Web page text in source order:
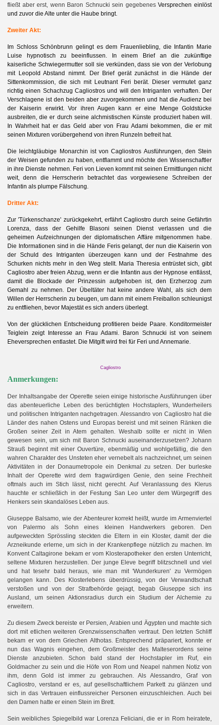
fließt aber erst, wenn Baron Schnucki sein gegebenesVersprechen einlöst
und zuvor die Alte unter die Haube bringt.
Zweiter Akt:
Im Schloss Schönbrunn gelingt es dem Frauenliebling, die Infantin Marie
Luise hypnotisch zu beeinflussen. In einem Brief an die zukünftige
kaiserliche Schwiegermutter soll sie verkünden, dass sie von der Verlobung
mit Leopold Abstand nimmt. Der Brief gerät zunächst in die Hände der
Sittenkommission, die sich mit Leutnant Feri berät. Dieser vermutet ganz
richtig einen Schachzug Cagliostros und will den Intriganten verhaften. Der
Verschlagene ist den beiden aber zuvorgekommen und hat die Audienz bei
der Kaiserin erwirkt. Vor ihren Augen kann er eine Menge Goldstücke
ausbreiten, die er durch seine alchmistischen Künste produziert haben will.
In Wahrheit hat er das Geld aber von Frau Adami bekommen, die er mit
seinen Mixturen vorübergehend von ihren Runzeln befreit hat.
Die leichtgläubige Monarchin ist von Cagliostros Ausführungen, den Stein
der Weisen gefunden zu haben, entflammt und möchte den Wissenschaftler
in ihre Dienste nehmen. Feri von Lieven kommt mit seinen Ermittlungen nicht
weit, denn die Herrscherin betrachtet das vorgewiesene Schreiben der
Infantin als plumpe Fälschung.
Dritter Akt:
Zur 'Türkenschanze' zurückgekehrt, erfährt Cagliostro durch seine Gefährtin
Lorenza, dass der Gehilfe Blasoni seinen Dienst verlassen und die
geheimen Aufzeichnungen der diplomatischen Affäre mitgenommen habe.
Die Informationen sind in die Hände Feris gelangt, der nun die Kaiserin von
der Schuld des Intriganten überzeugen kann und der Festnahme des
Schurken nichts mehr in den Weg stellt. Maria Theresia entrüstet sich, gibt
Cagliostro aber freien Abzug, wenn er die Infantin aus der Hypnose entlässt,
damit die Blockade der Prinzessin aufgehoben ist, den Erzherzog zum
Gemahl zu nehmen. Der Übeltäter hat keine andere Wahl, als sich dem
Willen der Herrscherin zu beugen, um dann mit einem Freiballon schleunigst
zu entfliehen, bevor Majestät es sich anders überlegt.
Von der glücklichen Entscheidung profitieren beide Paare. Konditormeister
Teiglein zeigt Interesse an Frau Adami. Baron Schnucki ist von seinem
Eheversprechen entlastet. Die Mitgift wird frei für Feri und Annemarie.
Cagliostro
Anmerkungen:
Der Inhaltsangabe der Operette seien einige historische Ausführungen über
das abenteuerliche Leben des berüchtigten Hochstaplers, Wunderheilers
und politischen Intriganten nachgetragen. Alessandro von Cagliostro hat die
Länder des nahen Ostens und Europas bereist und mit seinen Ränken die
Großen seiner Zeit in Atem gehalten. Weshalb sollte er nicht in Wien
gewesen sein, um sich mit Baron Schnucki auseinanderzusetzen? Johann
Strauß beginnt mit einer Ouvertüre, ebenmäßig und wohlgefällig, die den
wahren Charakter des Unsteten eher vernebelt als nachzeichnet, um seinen
Aktivitäten in der Donaumetropole ein Denkmal zu setzen. Der burleske
Inhalt der Operette wird dem fragwürdigen Genie, den seine Frechheit
oftmals auch im Stich lässt, nicht gerecht. Auf Veranlassung des Klerus
hauchte er schließlich in der Festung San Leo unter dem Würgegriff des
Henkers sein skandalöses Leben aus.
Giuseppe Balsamo, wie der Abenteurer korrekt heißt, wurde im Armenviertel
von Palermo als Sohn eines kleinen Handwerkers geboren. Den
aufgeweckten Sprössling steckten die Eltern in ein Kloster, damit der die
Arzneikunde erlerne, um sich in der Krankenpflege nützlich zu machen. Im
Konvent Caltagirone bekam er vom Klosterapotheker den ersten Unterricht,
seltene Mixturen herzustellen. Der junge Eleve begriff blitzschnell und viel
und hat tesehr bald heraus, wie man mit 'Wunderkuren' zu Vermögen
gelangen kann. Des Klosterlebens überdrüssig, von der Verwandtschaft
verstoßen und von der Strafbehörde gejagt, begab Giuseppe sich ins
Ausland, um seinen Aktionsradius durch ein Studium der Alchemie zu
erweitern.
Zu diesem Zweck bereiste er Persien, Arabien und Ägypten und machte sich
dort mit etlichen weiteren Grenzwissenschaften vertraut. Den letzten Schliff
bekam er von dem Griechen Althotas. Entsprechend präpariert, konnte er
nun das Wagnis eingehen, dem Großmeister des Malteserordens seine
Dienste anzubieten. Schon bald stand der Hochstapler im Ruf, ein
Goldmacher zu sein und die Höfe von Rom und Neapel nahmen Notiz von
ihm, denn Gold ist immer zu gebrauchen. Als Alessandro, Graf von
Cagliostro, verstand er es, auf gesellschaftlichem Parkett zu glänzen und
sich in das Vertrauen einflussreicher Personen einzuschleichen. Auch bei
den Damen hatte er einen Stein im Brett.
Sein weibliches Spiegelbild war Lorenza Feliciani, die er in Rom heiratete,